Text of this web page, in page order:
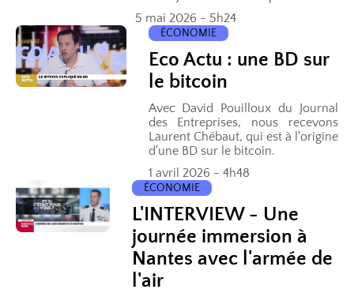
5 mai 2026 - 5h24
ÉCONOMIE
Eco Actu : une BD sur
le bitcoin
Avec David Pouilloux du Journal
des Entreprises, nous recevons
Laurent Chébaut, qui est à l'origine
d'une BD sur le bitcoin.
1 avril 2026 - 4h48
ÉCONOMIE
L'INTERVIEW - Une
journée immersion à
Nantes avec l'armée de
l'air